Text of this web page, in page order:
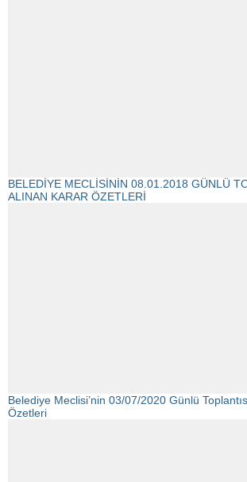
BELEDİYE MECLİSİNİN 08.01.2018 GÜNLÜ
ALINAN KARAR ÖZETLERİ
Belediye Meclisi’nin 03/07/2020 Günlü
Özetleri